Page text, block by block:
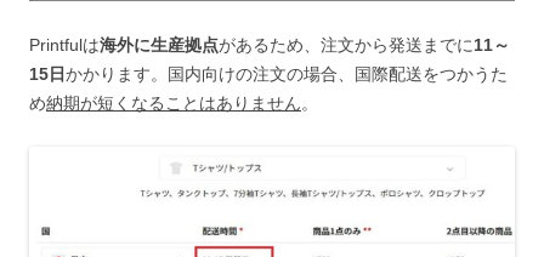
Printfulは海外に生産拠点があるため、注文から発送までに11～
15日かかります。国内向けの注文の場合、国際配送をつかうた
め納期が短くなることはありません。